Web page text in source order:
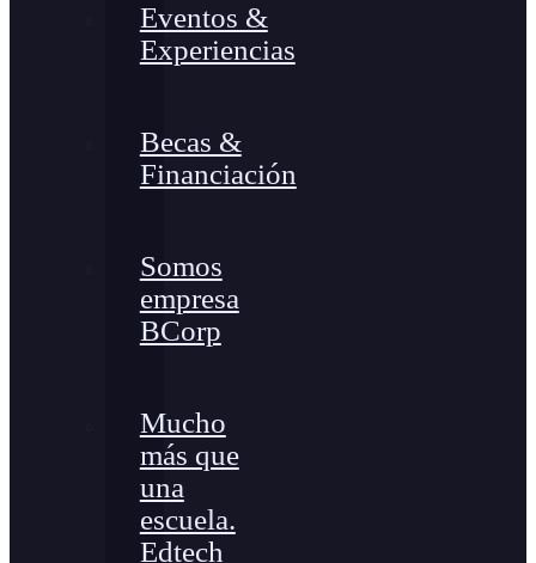
Eventos &
Experiencias
Becas &
Financiación
Somos
empresa
BCorp
Mucho
más que
una
escuela.
Edtech